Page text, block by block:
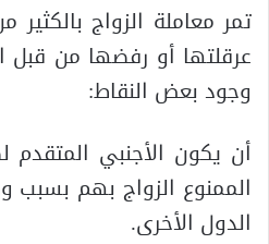
تمر معاملة الزواج
عرقلتها أو رفضها من
وجود بعض النقاط:
أن يكون الأجنبي المتقدم
الممنوع الزواج بهم
الدول الأخرى.